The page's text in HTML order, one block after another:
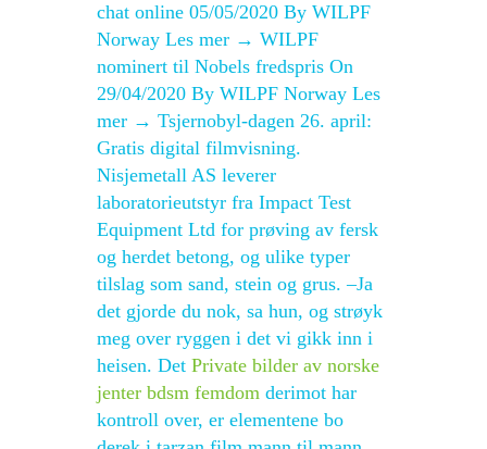
chat online 05/05/2020 By WILPF
Norway Les mer → WILPF
nominert til Nobels fredspris On
29/04/2020 By WILPF Norway Les
mer → Tsjernobyl-dagen 26. april:
Gratis digital filmvisning.
Nisjemetall AS leverer
laboratorieutstyr fra Impact Test
Equipment Ltd for prøving av fersk
og herdet betong, og ulike typer
tilslag som sand, stein og grus. –Ja
det gjorde du nok, sa hun, og strøyk
meg over ryggen i det vi gikk inn i
heisen. Det Private bilder av norske
jenter bdsm femdom derimot har
kontroll over, er elementene bo